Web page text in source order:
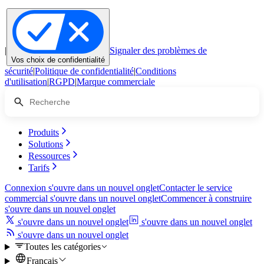
Vos choix de confidentialité
Signaler des problèmes de
sécuritéPolitique de confidentialitéConditions
d'utilisationRGPD Marque commerciale
Produits
Solutions
Ressources
Tarifs
Connexion s'ouvre dans un nouvel ongletContacter le service
commercial s'ouvre dans un nouvel ongletCommencer à construire
s'ouvre dans un nouvel onglet
s'ouvre dans un nouvel onglet
s'ouvre dans un nouvel onglet
s'ouvre dans un nouvel onglet
Toutes les catégories
Français